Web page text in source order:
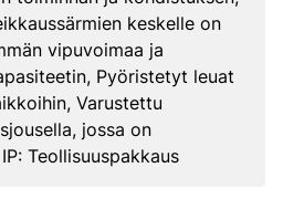
keskelle on
vipuvoimaa ja
Pyöristetyt leuat
Varustettu
jossa on
Teollisuuspakkaus